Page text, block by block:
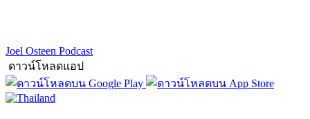
Joel Osteen Podcast
ดาวน์โหลดแอป